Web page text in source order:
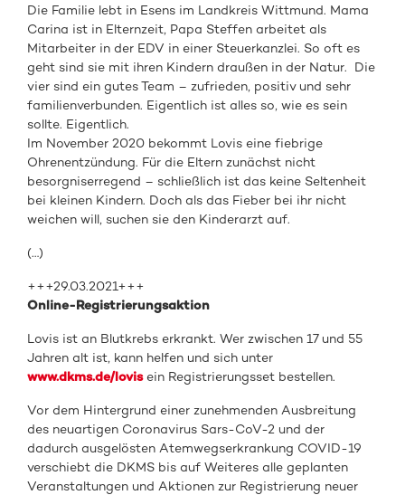
Die Familie lebt in Esens im Landkreis Wittmund. Mama
Carina ist in Elternzeit, Papa Steffen arbeitet als
Mitarbeiter in der EDV in einer Steuerkanzlei. So oft es
geht sind sie mit ihren Kindern draußen in der Natur. Die
vier sind ein gutes Team – zufrieden, positiv und sehr
familienverbunden. Eigentlich ist alles so, wie es sein
sollte. Eigentlich.
Im November 2020 bekommt Lovis eine fiebrige
Ohrenentzündung. Für die Eltern zunächst nicht
besorgniserregend – schließlich ist das keine Seltenheit
bei kleinen Kindern. Doch als das Fieber bei ihr nicht
weichen will, suchen sie den Kinderarzt auf.
(…)
+++29.03.2021+++
Online-Registrierungsaktion
Lovis ist an Blutkrebs erkrankt. Wer zwischen 17 und 55
Jahren alt ist, kann helfen und sich unter
www.dkms.de/lovis ein Registrierungsset bestellen.
Vor dem Hintergrund einer zunehmenden Ausbreitung
des neuartigen Coronavirus Sars-CoV-2 und der
dadurch ausgelösten Atemwegserkrankung COVID-19
verschiebt die DKMS bis auf Weiteres alle geplanten
Veranstaltungen und Aktionen zur Registrierung neuer